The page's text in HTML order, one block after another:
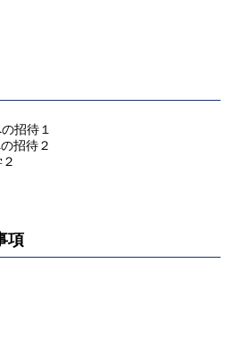
招待１
招待２
項